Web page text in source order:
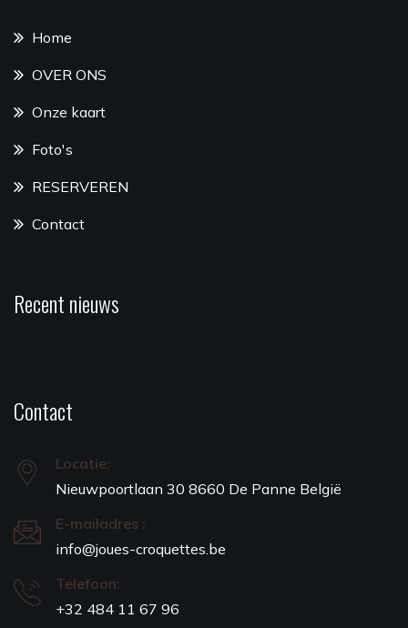
Home
OVER ONS
Onze kaart
Foto's
RESERVEREN
Contact
Recent nieuws
Contact
Locatie:
Nieuwpoortlaan 30 8660 De Panne België
E-mailadres :
info@joues-croquettes.be
Telefoon:
+32 484 11 67 96